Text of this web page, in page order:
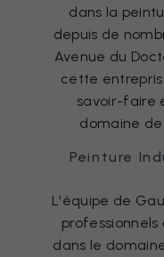
dans la
depuis de
Avenue du
cette
savoir-faire
domaine
Peinture
L'équipe de
dans le